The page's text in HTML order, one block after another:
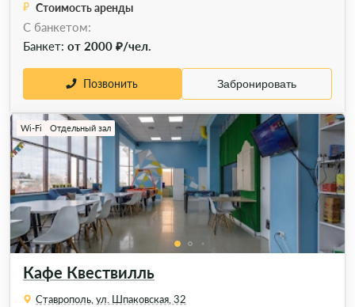
Стоимость аренды
C банкетом:
Банкет: от 2000 ₽/чел.
Позвонить Забронировать
Кафе Квествилль
Wi-Fi Отдельный зал
Ставрополь, ул. Шпаковская, 32